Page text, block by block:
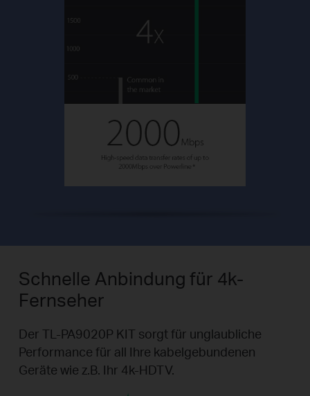
Schnelle Anbindung für 4k-
Fernseher
Der TL-PA9020P KIT sorgt für unglaubliche
Performance für all Ihre kabelgebundenen
Geräte wie z.B. Ihr 4k-HDTV.